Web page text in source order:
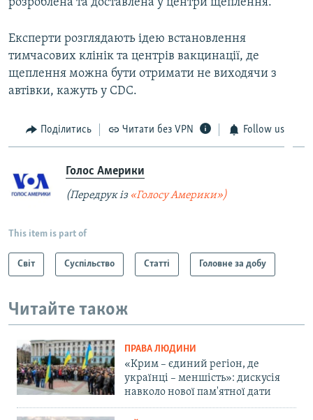
Експерти розглядають ідею встановлення
тимчасових клінік та центрів вакцинації, де
щеплення можна бути отримати не виходячи з
автівки, кажуть у CDC.
Поділитись Читати без VPN Follow us
Голос Америки
(Передрук із «Голосу Америки»)
This item is part of
Світ Суспільство Статті Головне за добу
Читайте також
ПРАВА ЛЮДИНИ
«Крим – єдиний регіон, де
українці – меншість»: дискусія
навколо нової пам'ятної дати